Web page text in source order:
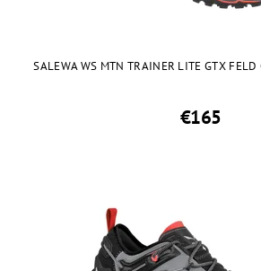
SALEWA WS MTN TRAINER LITE GTX FELD
€165